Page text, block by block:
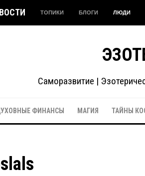
ТОПИКИ БЛОГИ ЛЮДИ
Саморазвитие |
ФИНАНСЫ МАГИЯ ТАЙНЫ